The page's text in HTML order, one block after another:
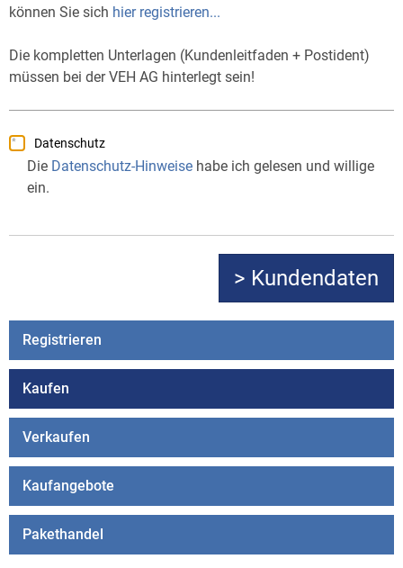
können Sie sich hier registrieren...
Die kompletten Unterlagen (Kundenleitfaden + Postident)
müssen bei der VEH AG hinterlegt sein!
Datenschutz
Die Datenschutz-Hinweise habe ich gelesen und willige
ein.
Registrieren
Kaufen
Verkaufen
Kaufangebote
Pakethandel